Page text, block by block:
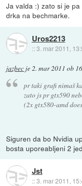
Ja valda :) zato si je
drka na bechmarke.
Uros2213
::3. mar 2011,
jazbec je2. mar 2011 ob
pr taki grafi nimaš
zato js pr gtx590
(2x gtx580-amd
Siguren da bo Nvidia
bosta uporeabljeni 2
Jst
::3. mar 2011,